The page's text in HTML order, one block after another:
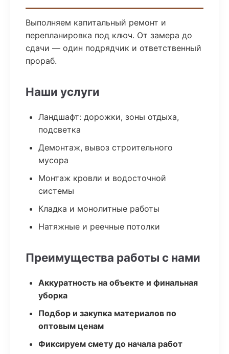
Выполняем капитальный ремонт и
перепланировка под ключ. От замера до
сдачи — один подрядчик и ответственный
прораб.
Наши услуги
Ландшафт: дорожки, зоны отдыха,
подсветка
Демонтаж, вывоз строительного
мусора
Монтаж кровли и водосточной
системы
Кладка и монолитные работы
Натяжные и реечные потолки
Преимущества работы с нами
Аккуратность на объекте и финальная
уборка
Подбор и закупка материалов по
оптовым ценам
Фиксируем смету до начала работ